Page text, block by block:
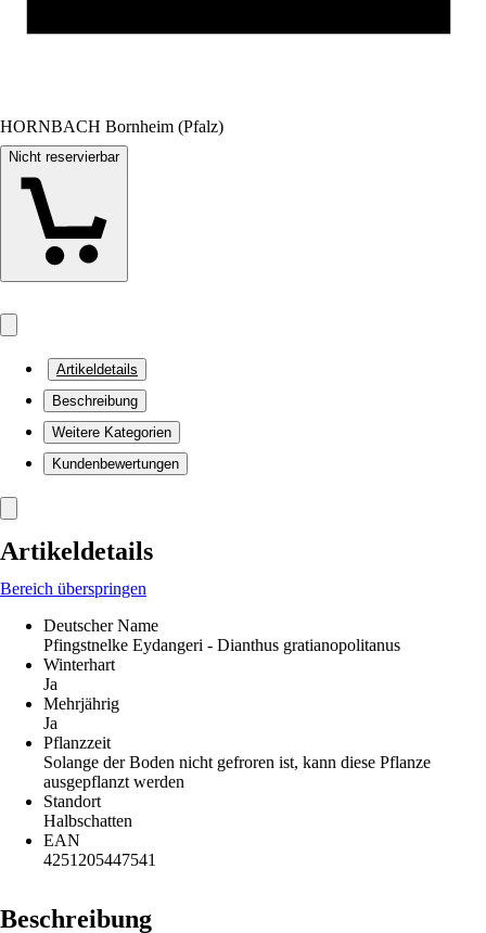
HORNBACH Bornheim (Pfalz)
Nicht reservierbar
Artikeldetails
Beschreibung
Weitere Kategorien
Kundenbewertungen
Artikeldetails
Bereich überspringen
Deutscher Name
Pfingstnelke Eydangeri - Dianthus gratianopolitanus
Winterhart
Ja
Mehrjährig
Ja
Pflanzzeit
Solange der Boden nicht gefroren ist, kann diese Pflanze
ausgepflanzt werden
Standort
Halbschatten
EAN
4251205447541
Beschreibung